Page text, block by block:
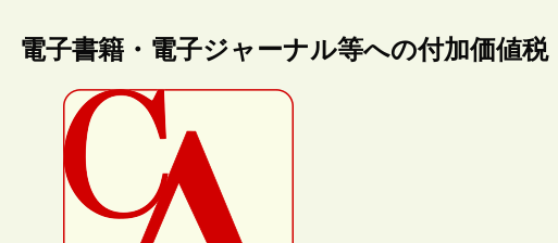
電子書籍・電子ジャーナル等への付加価値税